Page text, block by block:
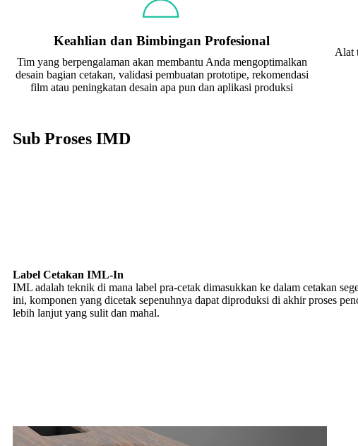
Keahlian dan Bimbingan Profesional
Tim yang berpengalaman akan membantu Anda mengoptimalkan
desain bagian cetakan, validasi pembuatan prototipe, rekomendasi
film atau peningkatan desain apa pun dan aplikasi produksi
Alat
Sub Proses IMD
Label Cetakan IML-In
IML adalah teknik di mana label pra-cetak dimasukkan ke dalam cetakan
ini, komponen yang dicetak sepenuhnya dapat diproduksi di akhir proses
lebih lanjut yang sulit dan mahal.